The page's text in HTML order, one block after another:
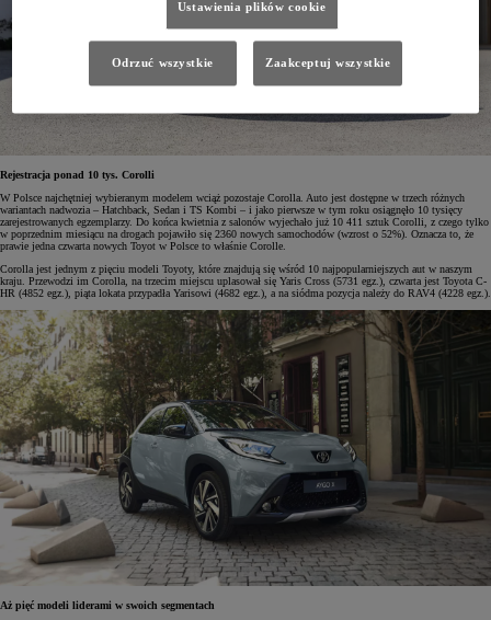
Rejestracja ponad 10 tys. Corolli
W Polsce najchętniej wybieranym modelem wciąż pozostaje Corolla. Auto jest dostępne w trzech różnych
wariantach nadwozia – Hatchback, Sedan i TS Kombi – i jako pierwsze w tym roku osiągnęło 10 tysięcy
zarejestrowanych egzemplarzy. Do końca kwietnia z salonów wyjechało już 10 411 sztuk Corolli, z czego tylko
w poprzednim miesiącu na drogach pojawiło się 2360 nowych samochodów (wzrost o 52%). Oznacza to, że
prawie jedna czwarta nowych Toyot w Polsce to właśnie Corolle.
Corolla jest jednym z pięciu modeli Toyoty, które znajdują się wśród 10 najpopularniejszych aut w naszym
kraju. Przewodzi im Corolla, na trzecim miejscu uplasował się Yaris Cross (5731 egz.), czwarta jest Toyota C-
HR (4852 egz.), piąta lokata przypadła Yarisowi (4682 egz.), a na siódma pozycja należy do RAV4 (4228 egz.).
Aż pięć modeli liderami w swoich segmentach
Ustawienia plików cookie
Odrzuć wszystkie Zaakceptuj wszystkie